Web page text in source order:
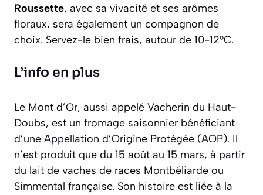
Roussette, avec sa vivacité et ses arômes
floraux, sera également un compagnon de
choix. Servez-le bien frais, autour de 10-12°C.
L’info en plus
Le Mont d’Or, aussi appelé Vacherin du Haut-
Doubs, est un fromage saisonnier bénéficiant
d’une Appellation d’Origine Protégée (AOP). Il
n’est produit que du 15 août au 15 mars, à partir
du lait de vaches de races Montbéliarde ou
Simmental française. Son histoire est liée à la